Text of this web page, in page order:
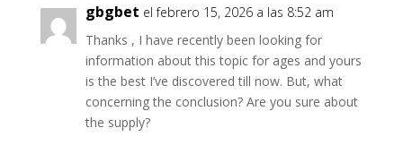
gbgbet el febrero 15, 2026 a las 8:52 am
Thanks , I have recently been looking for
information about this topic for ages and yours
is the best I’ve discovered till now. But, what
concerning the conclusion? Are you sure about
the supply?